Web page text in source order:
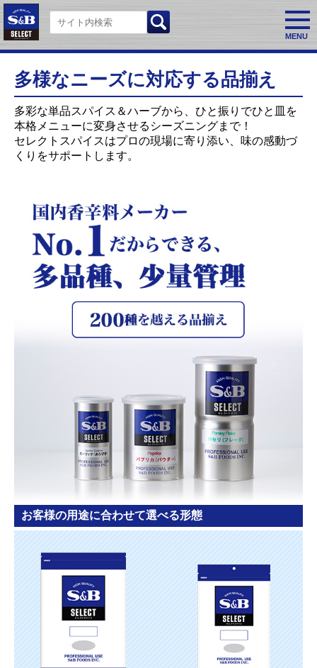
MENU
多様なニーズに対応する品揃え
多彩な単品スパイス＆ハーブから、ひと振りでひと皿を
本格メニューに変身させるシーズニングまで！
セレクトスパイスはプロの現場に寄り添い、味の感動づ
くりをサポートします。
お客様の用途に合わせて選べる形態